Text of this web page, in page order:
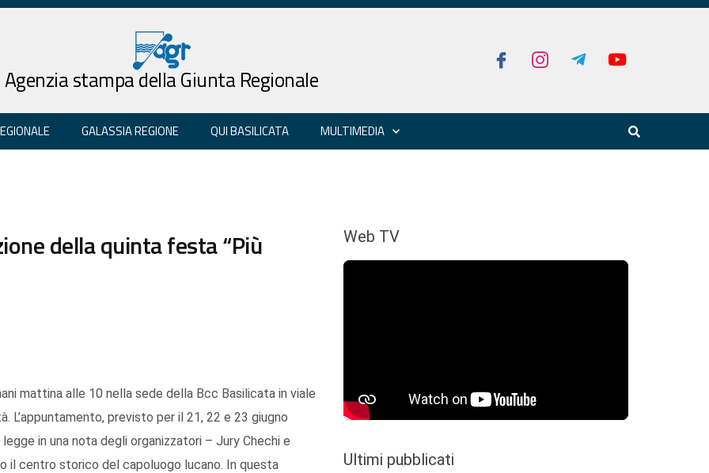
Agenzia stampa della Giunta Regionale
GALASSIA REGIONE QUI BASILICATA MULTIMEDIA
della quinta festa “Più
mattina alle 10 nella sede della Bcc Basilicata in viale
previsto per il 21, 22 e 23 giugno
in una nota degli organizzatori – Jury Chechi e
il centro storico del capoluogo lucano. In questa
Web TV
Ultimi pubblicati